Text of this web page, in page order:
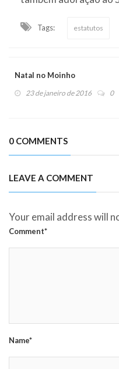
Tags: estatutos
Natal no Moinho
23 de janeiro de 2016 0
0 COMMENTS
LEAVE A COMMENT
Your email address will
Comment*
Name*